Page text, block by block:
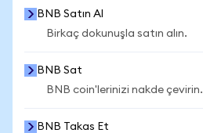
BNB Satın Al
Birkaç dokunuşla satın alın.
BNB Sat
BNB coin'lerinizi nakde çevirin.
BNB Takas Et